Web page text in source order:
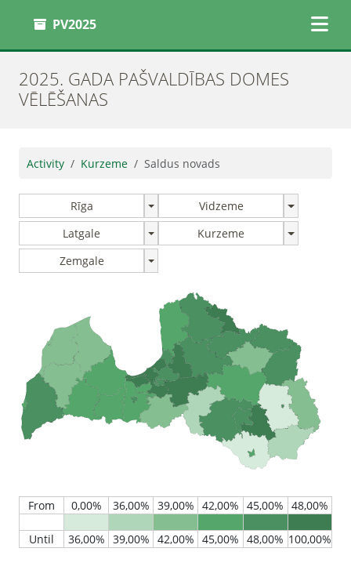
PV2025
2025. GADA PAŠVALDĪBAS DOMES
VĒLĒŠANAS
Activity Kurzeme Saldus novads
Rīga
Vidzeme
Latgale
Kurzeme
Zemgale